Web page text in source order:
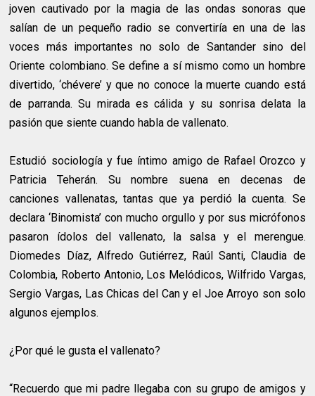
joven cautivado por la magia de las ondas sonoras que
salían de un pequeño radio se convertiría en una de las
voces más importantes no solo de Santander sino del
Oriente colombiano. Se define a sí mismo como un hombre
divertido, ‘chévere’ y que no conoce la muerte cuando está
de parranda. Su mirada es cálida y su sonrisa delata la
pasión que siente cuando habla de vallenato.
Estudió sociología y fue íntimo amigo de Rafael Orozco y
Patricia Teherán. Su nombre suena en decenas de
canciones vallenatas, tantas que ya perdió la cuenta. Se
declara ‘Binomista’ con mucho orgullo y por sus micrófonos
pasaron ídolos del vallenato, la salsa y el merengue.
Diomedes Díaz, Alfredo Gutiérrez, Raúl Santi, Claudia de
Colombia, Roberto Antonio, Los Melódicos, Wilfrido Vargas,
Sergio Vargas, Las Chicas del Can y el Joe Arroyo son solo
algunos ejemplos.
¿Por qué le gusta el vallenato?
“Recuerdo que mi padre llegaba con su grupo de amigos y